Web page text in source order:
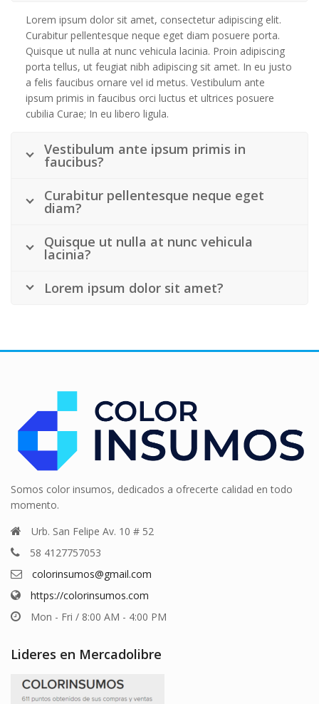
Lorem ipsum dolor sit amet, consectetur adipiscing elit.
Curabitur pellentesque neque eget diam posuere porta.
Quisque ut nulla at nunc vehicula lacinia. Proin adipiscing
porta tellus, ut feugiat nibh adipiscing sit amet. In eu justo
a felis faucibus ornare vel id metus. Vestibulum ante
ipsum primis in faucibus orci luctus et ultrices posuere
cubilia Curae; In eu libero ligula.
Vestibulum ante ipsum primis in
faucibus?
Curabitur pellentesque neque eget
diam?
Quisque ut nulla at nunc vehicula
lacinia?
Lorem ipsum dolor sit amet?
Somos color insumos, dedicados a ofrecerte calidad en todo
momento.
Urb. San Felipe Av. 10 # 52
58 4127757053
colorinsumos@gmail.com
https://colorinsumos.com
Mon - Fri / 8:00 AM - 4:00 PM
Lideres en Mercadolibre